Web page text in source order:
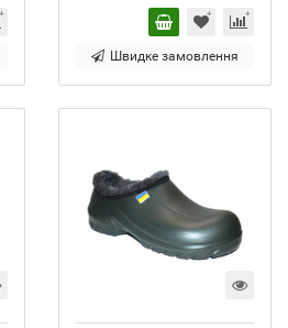
Швидке замовлення